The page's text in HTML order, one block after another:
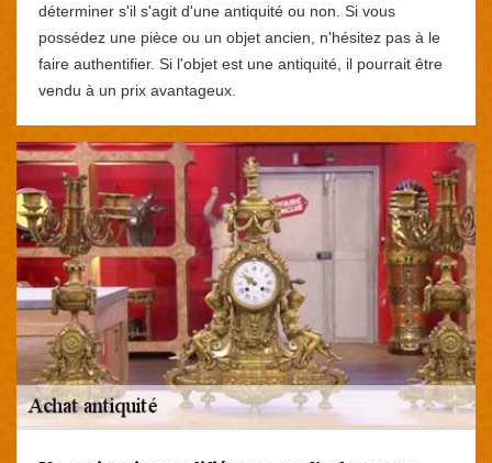
déterminer s'il s'agit d'une antiquité ou non. Si vous
possédez une pièce ou un objet ancien, n'hésitez pas à le
faire authentifier. Si l'objet est une antiquité, il pourrait être
vendu à un prix avantageux.